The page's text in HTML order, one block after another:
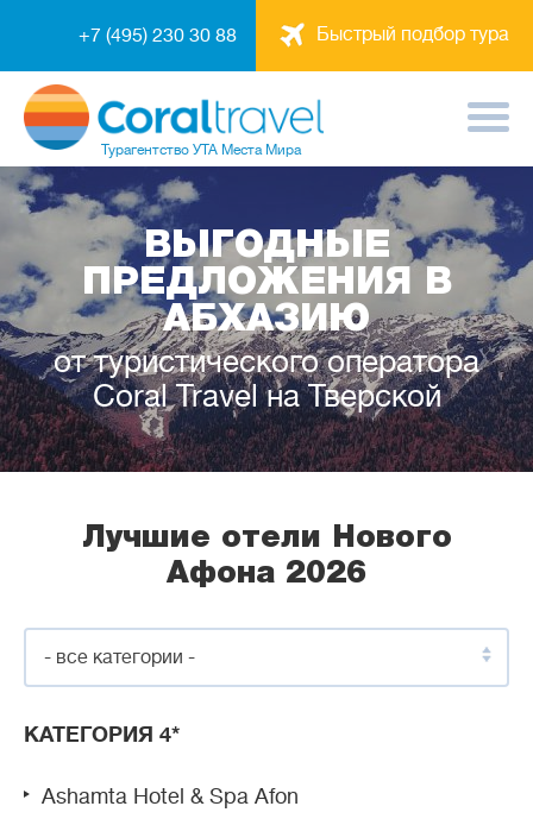
Быстрый подбор тура
+7 (495) 230 30 88
Турагентство УТА Места Мира
ВЫГОДНЫЕ
ПРЕДЛОЖЕНИЯ В
АБХАЗИЮ
от туристического оператора
Coral Travel на Тверской
Лучшие отели Нового
Афона 2026
- все категории -
КАТЕГОРИЯ 4*
Ashamta Hotel & Spa Afon